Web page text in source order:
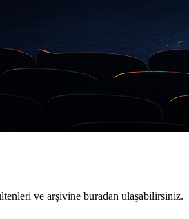
ve arşivine buradan ulaşabilirsiniz.